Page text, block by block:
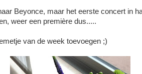
Beyonce, maar het eerste concert in
weer een première dus.....
van de week toevoegen ;)